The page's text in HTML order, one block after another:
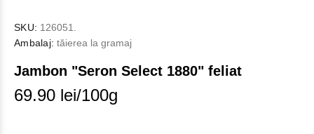
SKU: 126051.
Ambalaj: tăierea la gramaj
Jambon "Seron Select 1880" feliat
69.90 lei/100g